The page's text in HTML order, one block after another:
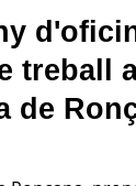
treball
de